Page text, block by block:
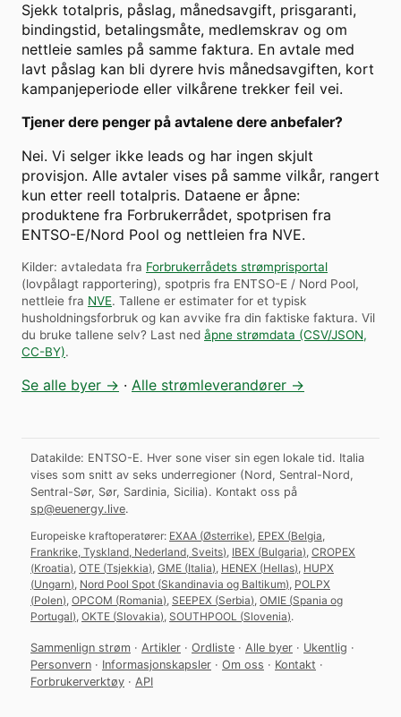
Sjekk totalpris, påslag, månedsavgift, prisgaranti,
bindingstid, betalingsmåte, medlemskrav og om
nettleie samles på samme faktura. En avtale med
lavt påslag kan bli dyrere hvis månedsavgiften, kort
kampanjeperiode eller vilkårene trekker feil vei.
Tjener dere penger på avtalene dere anbefaler?
Nei. Vi selger ikke leads og har ingen skjult
provisjon. Alle avtaler vises på samme vilkår, rangert
kun etter reell totalpris. Dataene er åpne:
produktene fra Forbrukerrådet, spotprisen fra
ENTSO-E/Nord Pool og nettleien fra NVE.
Kilder: avtaledata fra Forbrukerrådets strømprisportal
(lovpålagt rapportering), spotpris fra ENTSO-E / Nord Pool,
nettleie fra NVE. Tallene er estimater for et typisk
husholdningsforbruk og kan avvike fra din faktiske faktura. Vil
du bruke tallene selv? Last ned åpne strømdata (CSV/JSON,
CC-BY).
Se alle byer → · Alle strømleverandører →
Datakilde: ENTSO-E. Hver sone viser sin egen lokale tid. Italia
vises som snitt av seks underregioner (Nord, Sentral-Nord,
Sentral-Sør, Sør, Sardinia, Sicilia). Kontakt oss på
sp@euenergy.live.
Europeiske kraftoperatører: EXAA (Østerrike), EPEX (Belgia,
Frankrike, Tyskland, Nederland, Sveits), IBEX (Bulgaria), CROPEX
(Kroatia), OTE (Tsjekkia), GME (Italia), HENEX (Hellas), HUPX
(Ungarn), Nord Pool Spot (Skandinavia og Baltikum), POLPX
(Polen), OPCOM (Romania), SEEPEX (Serbia), OMIE (Spania og
Portugal), OKTE (Slovakia), SOUTHPOOL (Slovenia).
Sammenlign strøm · Artikler · Ordliste · Alle byer · Ukentlig ·
Personvern · Informasjonskapsler · Om oss · Kontakt ·
Forbrukerverktøy · API